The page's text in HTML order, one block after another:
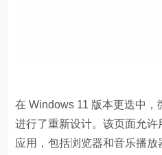
在 Windows 11 版本更迭中
进行了重新设计。该页面允
应用，包括浏览器和音乐播